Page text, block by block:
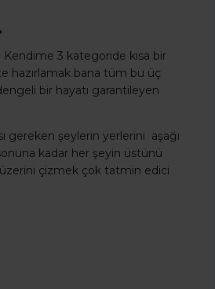
3 kategoride kısa bir
hazırlamak bana tüm bu üç
bir hayatı garantileyen
gereken şeylerin yerlerini aşağı
kadar her şeyin üstünü
çizmek çok tatmin edici